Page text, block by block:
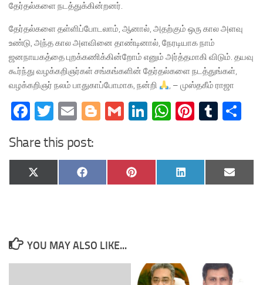
தேர்தல்களை நடத்துக்கின்றனர்.
தேர்தல்களை தள்ளிப்போடலாம், ஆனால், அதற்கும் ஒரு கால அளவு
உண்டு, அந்த கால அளவினை தாண்டினால், நேரடியாக நாம்
ஜனநாயகத்தை புறக்கணிக்கின்றோம் எனும் அர்த்தமாகி விடும். தயவு
கூர்ந்து வழக்கறிஞர்கள் சங்கங்களின் தேர்தல்களை நடத்துங்கள்,
வழக்கறிஞர் நலம் பாதுகாப்போமாக, நன்றி
, – முஸ்தகீம் ராஜா
Facebook
Twitter
EmailBlogger
GmailLinkedIn
WhatsApp
Share this post:
Share
on
X
(Twitter)
Share
on
Facebook
Share
on
Pinterest
Share
on
LinkedIn
Share
on
Email
YOU MAY ALSO LIKE...